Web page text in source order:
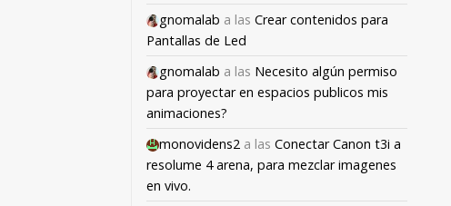
gnomalab a las Crear contenidos para
Pantallas de Led
gnomalab a las Necesito algún permiso
para proyectar en espacios publicos mis
animaciones?
monovidens2 a las Conectar Canon t3i a
resolume 4 arena, para mezclar imagenes
en vivo.